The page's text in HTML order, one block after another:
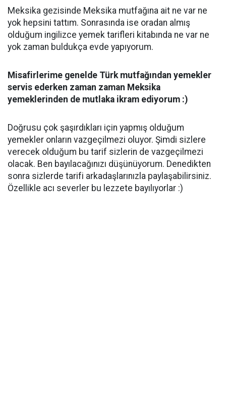
Meksika gezisinde Meksika mutfağına ait ne var ne
yok hepsini tattım. Sonrasında ise oradan almış
olduğum ingilizce yemek tarifleri kitabında ne var ne
yok zaman buldukça evde yapıyorum.
Misafirlerime genelde Türk mutfağından yemekler
servis ederken zaman zaman Meksika
yemeklerinden de mutlaka ikram ediyorum :)
Doğrusu çok şaşırdıkları için yapmış olduğum
yemekler onların vazgeçilmezi oluyor. Şimdi sizlere
verecek olduğum bu tarif sizlerin de vazgeçilmezi
olacak. Ben bayılacağınızı düşünüyorum. Denedikten
sonra sizlerde tarifi arkadaşlarınızla paylaşabilirsiniz.
Özellikle acı severler bu lezzete bayılıyorlar :)